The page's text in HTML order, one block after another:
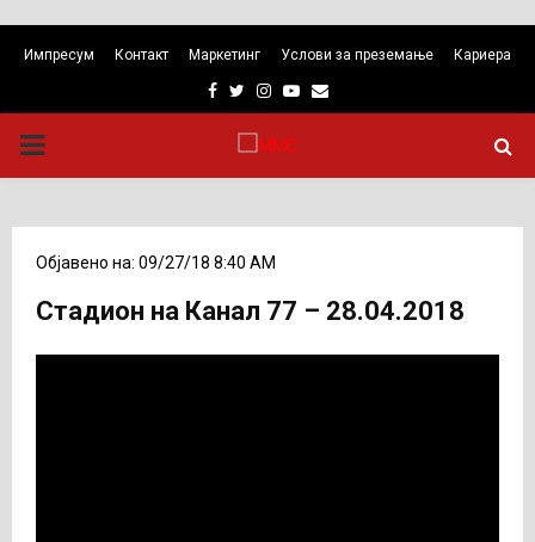
Импресум Контакт Маркетинг Услови за преземање Кариера
Facebook
TwitterInstagram
Youtube
Email
PRIMARY
Објавено на: 09/27/18 8:40 AM
Стадион на Канал 77 – 28.04.2018